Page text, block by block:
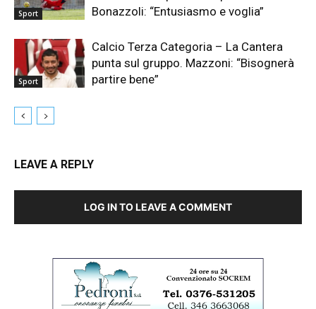
Sport
Bonazzoli: “Entusiasmo e voglia”
Sport
Calcio Terza Categoria – La Cantera
punta sul gruppo. Mazzoni: “Bisognerà
partire bene”
LEAVE A REPLY
LOG IN TO LEAVE A COMMENT